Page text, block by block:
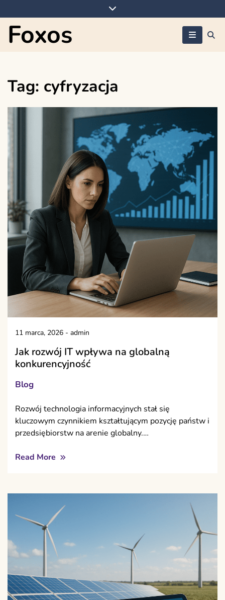
to
content
Foxos
Tag: cyfryzacja
11 marca, 2026 - admin
Jak rozwój IT wpływa na globalną
konkurencyjność
Blog
Rozwój technologia informacyjnych stał się
kluczowym czynnikiem kształtującym pozycję państw i
przedsiębiorstw na arenie globalny.…
Read More